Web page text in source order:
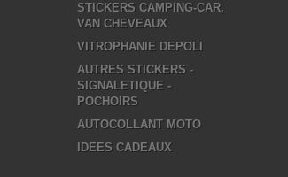
STICKERS CAMPING-CAR,
VAN CHEVEAUX
VITROPHANIE DEPOLI
AUTRES STICKERS -
SIGNALETIQUE -
POCHOIRS
AUTOCOLLANT MOTO
IDEES CADEAUX